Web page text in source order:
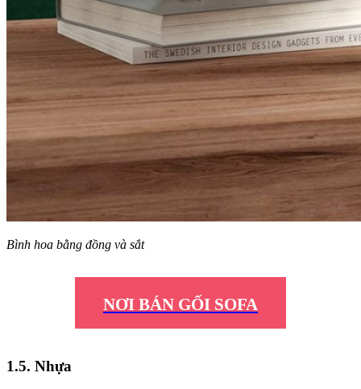
Bình hoa bằng đồng và sắt
NƠI BÁN GỐI SOFA
1.5. Nhựa